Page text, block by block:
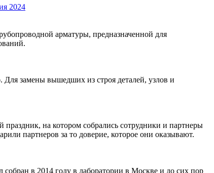
2024
арматуры, предназначенной для
замены вышедших из строя деталей, узлов и
на котором собрались сотрудники и партнеры
партнеров за то доверие, которое они оказывают.
в 2014 году в лаборатории в Москве и до сих пор